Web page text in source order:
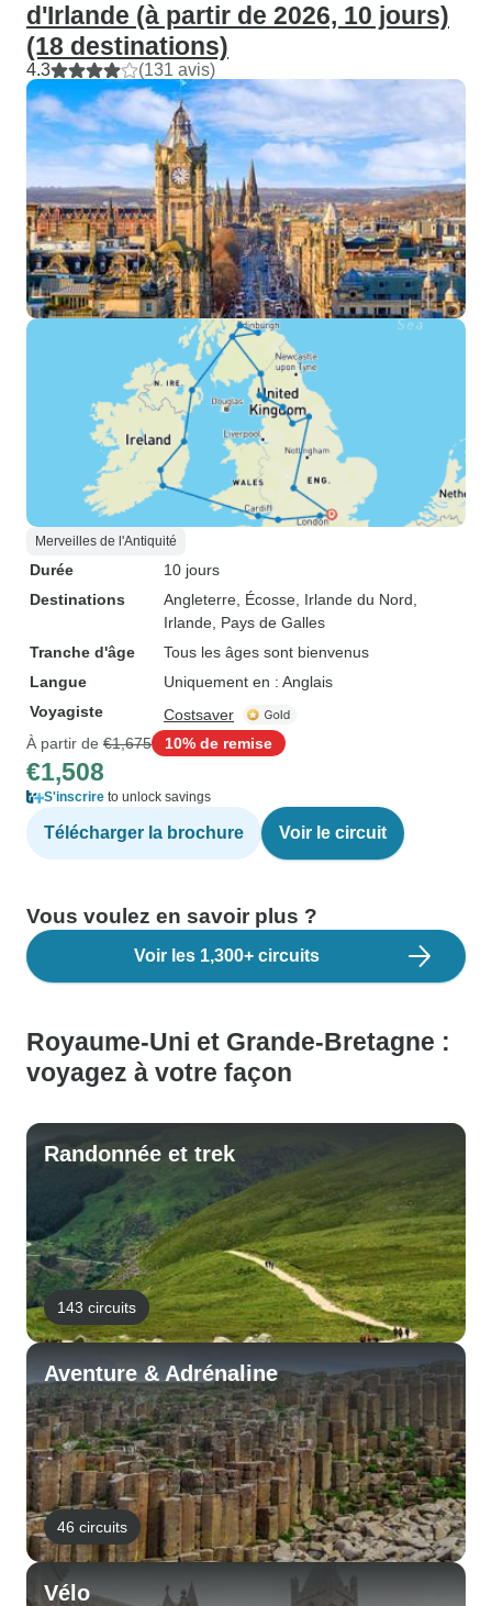
d'Irlande (à partir de 2026, 10 jours)
(18 destinations)
4.3 (131 avis)
Merveilles de l'Antiquité
Durée
10 jours
Destinations
Angleterre , Écosse , Irlande du Nord
Irlande , Pays de Galles
Tranche d'âge
Tous les âges sont bienvenus
Langue
Uniquement en : Anglais
Voyagiste
Costsaver
À partir de €1,675 10% de remise
€1,508
S'inscrire to unlock savings
Télécharger la brochure Voir le circuit
Vous voulez en savoir plus ?
Voir les 1,300+ circuits
Royaume-Uni et Grande-Bretagne :
voyagez à votre façon
Randonnée et trek
143 circuits
Aventure & Adrénaline
46 circuits
Vélo